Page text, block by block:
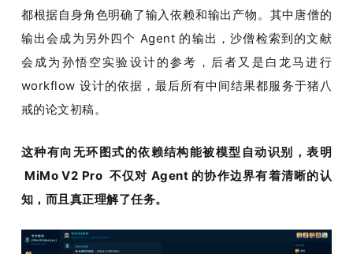
都根据自身角色明确了输入依赖和输出产物。其中唐僧的
输出会成为另外四个 Agent 的输出，沙僧检索到的文献
会成为孙悟空实验设计的参考，后者又是白龙马进行
workflow 设计的依据，最后所有中间结果都服务于猪八
戒的论文初稿。
这种有向无环图式的依赖结构能被模型自动识别，表明
MiMo V2 Pro  不仅对 Agent 的协作边界有着清晰的认
知，而且真正理解了任务。